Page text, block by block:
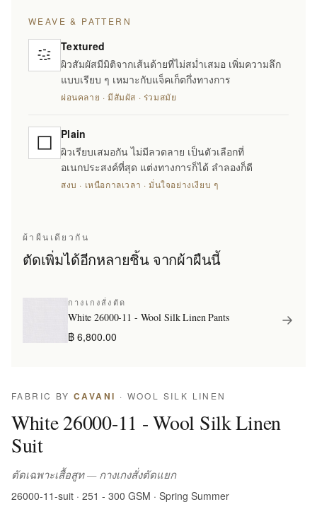
WEAVE & PATTERN
Textured
ผิวสัมผัสมีมิติจากเส้นด้ายที่ไม่สม่ำเสมอ เพิ่มความลึก
แบบเรียบ ๆ เหมาะกับแจ็คเก็ตกึ่งทางการ
ผ่อนคลาย · มีสัมผัส · ร่วมสมัย
Plain
ผิวเรียบเสมอกัน ไม่มีลวดลาย เป็นตัวเลือกที่
อเนกประสงค์ที่สุด แต่งทางการก็ได้ ลำลองก็ดี
สงบ · เหนือกาลเวลา · มั่นใจอย่างเงียบ ๆ
ผ้าผืนเดียวกัน
ตัดเพิ่มได้อีกหลายชิ้น จากผ้าผืนนี้
กางเกงสั่งตัด
White 26000-11 - Wool Silk Linen Pants
฿ 6,800.00
FABRIC BY CAVANI · WOOL SILK LINEN
White 26000-11 - Wool Silk Linen
Suit
ตัดเฉพาะเสื้อสูท — กางเกงสั่งตัดแยก
26000-11-suit · 251 - 300 GSM · Spring Summer